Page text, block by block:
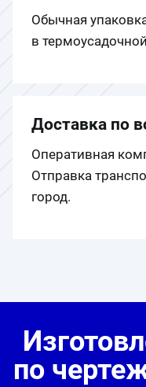
Обычная
в
Доставка по
Оперативная
Отправка
город.
по